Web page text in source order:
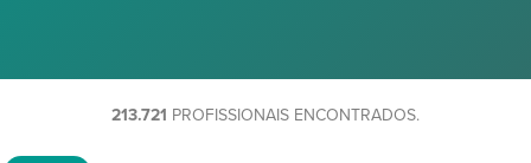
213.721 PROFISSIONAIS ENCONTRADOS.